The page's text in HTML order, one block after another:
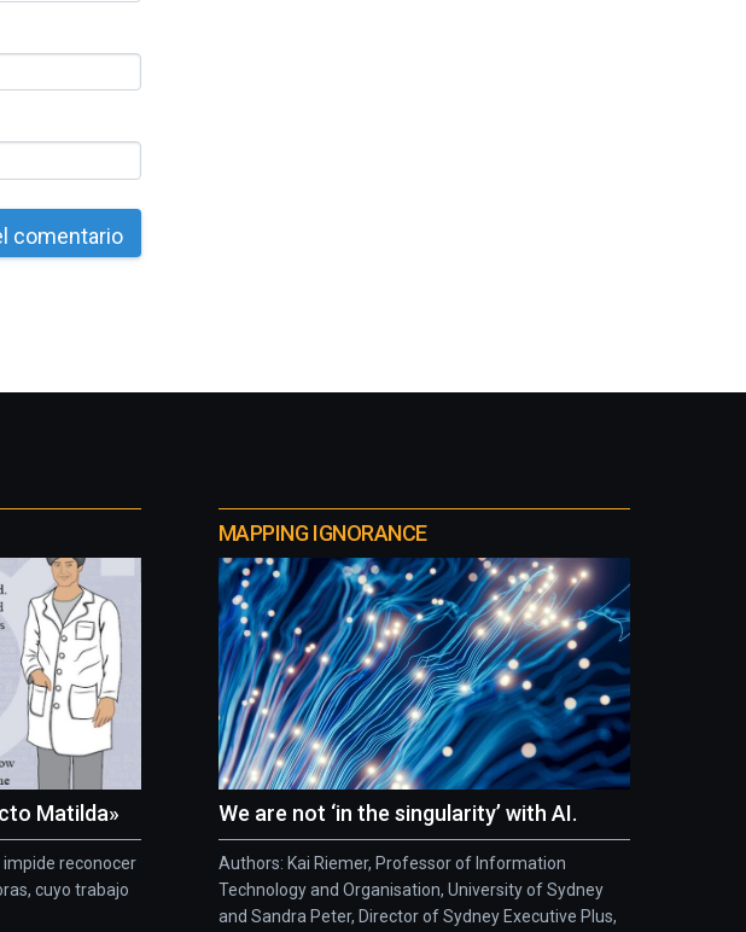
Matilda»
impide reconocer
cuyo trabajo
MAPPING IGNORANCE
We are not ‘in the singularity’ with AI.
Authors: Kai Riemer, Professor of Information
Technology and Organisation, University of Sydney
and Sandra Peter, Director of Sydney Executive Plus,